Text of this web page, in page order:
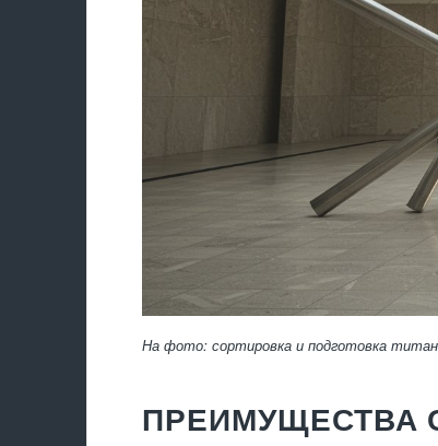
На фото: сортировка и подготовка
ПРЕИМУЩЕСТВА